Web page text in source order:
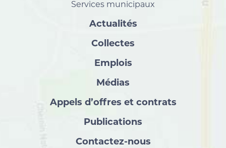
Services municipaux
Actualités
Collectes
Emplois
Médias
Appels d’offres et contrats
Publications
Contactez-nous